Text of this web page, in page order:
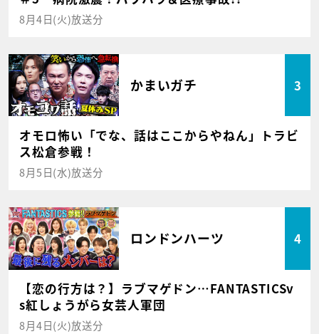
8月4日(火)放送分
かまいガチ 3
オモロ怖い「でな、話はここからやねん」トラビ
ス松倉参戦！
8月5日(水)放送分
ロンドンハーツ 4
【恋の行方は？】ラブマゲドン…FANTASTICSv
s紅しょうがら女芸人軍団
8月4日(火)放送分